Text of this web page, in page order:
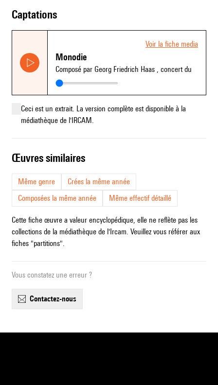
captations
Voir la fiche media
Monodie
Composé par Georg Friedrich Haas , concert du
Ceci est un extrait. La version complète est disponible à la
médiathèque de l'IRCAM.
œuvres similaires
Même genre
Crées la même année
Composées la même année
Même effectif détaillé
Cette fiche œuvre a valeur encyclopédique, elle ne reflète pas les
collections de la médiathèque de l'Ircam. Veuillez vous référer aux
fiches "partitions".
Vous constatez une erreur ?
contactez-nous